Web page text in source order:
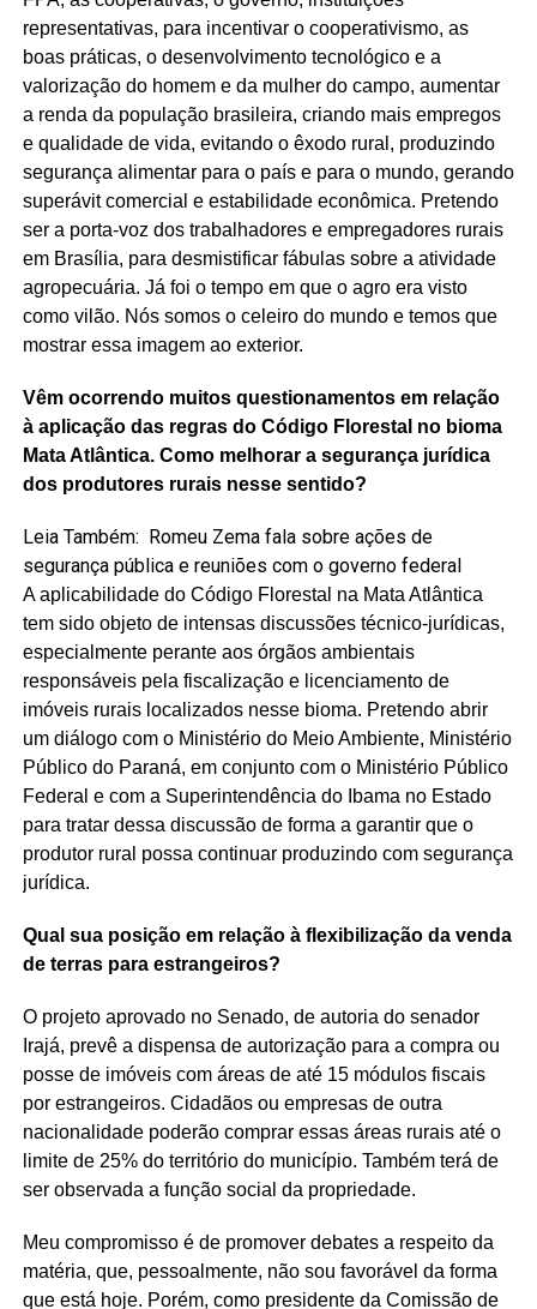
representativas, para incentivar o cooperativismo, as
boas práticas, o desenvolvimento tecnológico e a
valorização do homem e da mulher do campo, aumentar
a renda da população brasileira, criando mais empregos
e qualidade de vida, evitando o êxodo rural, produzindo
segurança alimentar para o país e para o mundo, gerando
superávit comercial e estabilidade econômica. Pretendo
ser a porta-voz dos trabalhadores e empregadores rurais
em Brasília, para desmistificar fábulas sobre a atividade
agropecuária. Já foi o tempo em que o agro era visto
como vilão. Nós somos o celeiro do mundo e temos que
mostrar essa imagem ao exterior.
Vêm ocorrendo muitos questionamentos em relação
à aplicação das regras do Código Florestal no bioma
Mata Atlântica. Como melhorar a segurança jurídica
dos produtores rurais nesse sentido?
Leia Também: Romeu Zema fala sobre ações de
segurança pública e reuniões com o governo federal
A aplicabilidade do Código Florestal na Mata Atlântica
tem sido objeto de intensas discussões técnico-jurídicas,
especialmente perante aos órgãos ambientais
responsáveis pela fiscalização e licenciamento de
imóveis rurais localizados nesse bioma. Pretendo abrir
um diálogo com o Ministério do Meio Ambiente, Ministério
Público do Paraná, em conjunto com o Ministério Público
Federal e com a Superintendência do Ibama no Estado
para tratar dessa discussão de forma a garantir que o
produtor rural possa continuar produzindo com segurança
jurídica.
Qual sua posição em relação à flexibilização da venda
de terras para estrangeiros?
O projeto aprovado no Senado, de autoria do senador
Irajá, prevê a dispensa de autorização para a compra ou
posse de imóveis com áreas de até 15 módulos fiscais
por estrangeiros. Cidadãos ou empresas de outra
nacionalidade poderão comprar essas áreas rurais até o
limite de 25% do território do município. Também terá de
ser observada a função social da propriedade.
Meu compromisso é de promover debates a respeito da
matéria, que, pessoalmente, não sou favorável da forma
que está hoje. Porém, como presidente da Comissão de